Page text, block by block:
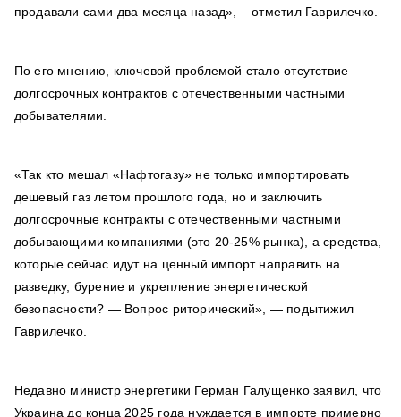
продавали сами два месяца назад», – отметил Гаврилечко.
По его мнению, ключевой проблемой стало отсутствие
долгосрочных контрактов с отечественными частными
добывателями.
«Так кто мешал «Нафтогазу» не только импортировать
дешевый газ летом прошлого года, но и заключить
долгосрочные контракты с отечественными частными
добывающими компаниями (это 20-25% рынка), а средства,
которые сейчас идут на ценный импорт направить на
разведку, бурение и укрепление энергетической
безопасности? — Вопрос риторический», — подытижил
Гаврилечко.
Недавно министр энергетики Герман Галущенко заявил, что
Украина до конца 2025 года нуждается в импорте примерно